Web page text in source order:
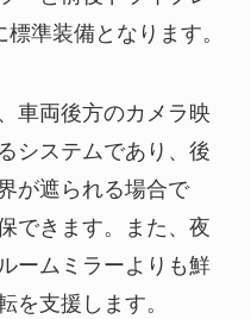
準装備となります。
車両後方のカメラ映
システムであり、後
が遮られる場合で
できます。また、夜
ームミラーよりも鮮
を支援します。